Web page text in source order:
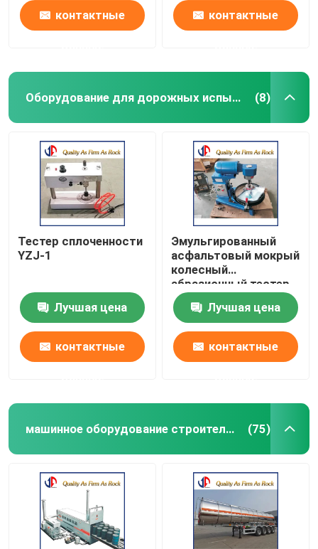
Наша фабрика
контактные контактные
Оборудование для дорожных испытаний (8)
Тестер сплоченности
YZJ-1
Лучшая цена
контактные
Эмульгированный
асфальтовый мокрый
колесный
абразионный тестер
YT-1
Лучшая цена
контактные
машинное оборудование строительства дорог (75)